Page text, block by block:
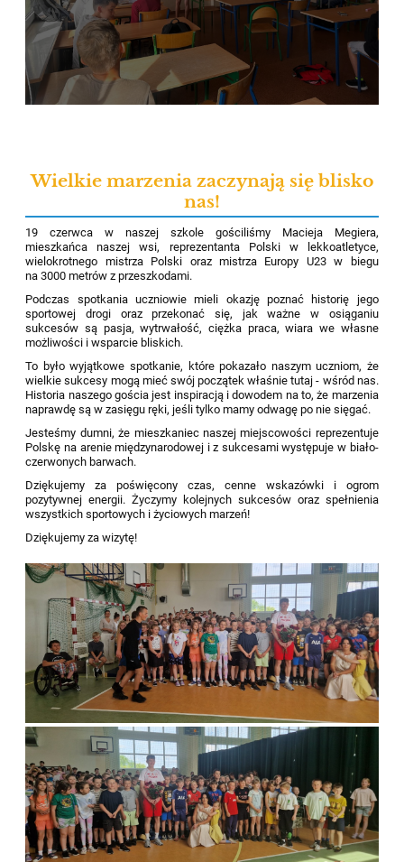
Wielkie marzenia zaczynają się blisko
nas!
19 czerwca w naszej szkole gościliśmy Macieja Megiera,
mieszkańca naszej wsi, reprezentanta Polski w lekkoatletyce,
wielokrotnego mistrza Polski oraz mistrza Europy U23 w biegu
na 3000 metrów z przeszkodami.
Podczas spotkania uczniowie mieli okazję poznać historię jego
sportowej drogi oraz przekonać się, jak ważne w osiąganiu
sukcesów są pasja, wytrwałość, ciężka praca, wiara we własne
możliwości i wsparcie bliskich.
To było wyjątkowe spotkanie, które pokazało naszym uczniom, że
wielkie sukcesy mogą mieć swój początek właśnie tutaj - wśród nas.
Historia naszego gościa jest inspiracją i dowodem na to, że marzenia
naprawdę są w zasięgu ręki, jeśli tylko mamy odwagę po nie sięgać.
Jesteśmy dumni, że mieszkaniec naszej miejscowości reprezentuje
Polskę na arenie międzynarodowej i z sukcesami występuje w biało-
czerwonych barwach.
Dziękujemy za poświęcony czas, cenne wskazówki i ogrom
pozytywnej energii. Życzymy kolejnych sukcesów oraz spełnienia
wszystkich sportowych i życiowych marzeń!
Dziękujemy za wizytę!